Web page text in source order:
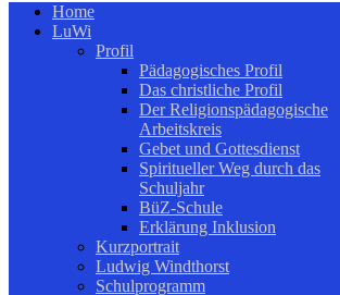
Home
LuWi
Profil
Pädagogisches Profil
Das christliche Profil
Der Religionspädagogische
Arbeitskreis
Gebet und Gottesdienst
Spiritueller Weg durch das
Schuljahr
BüZ-Schule
Erklärung Inklusion
Kurzportrait
Ludwig Windthorst
Schulprogramm